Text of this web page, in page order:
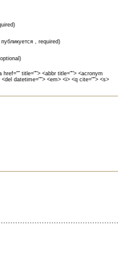
, required)
href="" title=""> <abbr title=""> <acronym
datetime=""> <em> <i> <q cite=""> <s>